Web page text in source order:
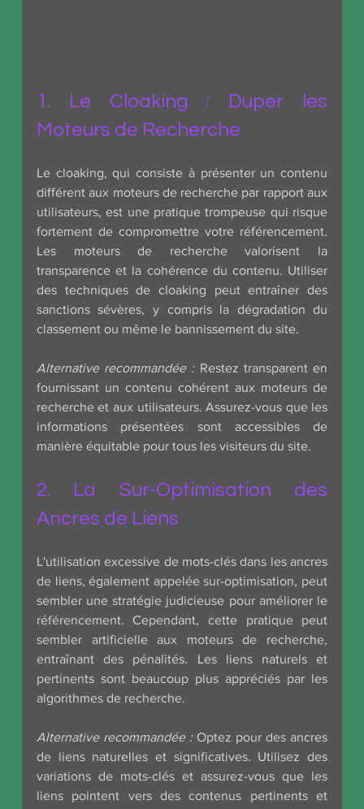
1. Le Cloaking : Duper les
Moteurs de Recherche
Le cloaking, qui consiste à présenter un contenu
différent aux moteurs de recherche par rapport aux
utilisateurs, est une pratique trompeuse qui risque
fortement de compromettre votre référencement.
Les moteurs de recherche valorisent la
transparence et la cohérence du contenu. Utiliser
des techniques de cloaking peut entraîner des
sanctions sévères, y compris la dégradation du
classement ou même le bannissement du site.
Alternative recommandée : Restez transparent en
fournissant un contenu cohérent aux moteurs de
recherche et aux utilisateurs. Assurez-vous que les
informations présentées sont accessibles de
manière équitable pour tous les visiteurs du site.
2. La Sur-Optimisation des
Ancres de Liens
L'utilisation excessive de mots-clés dans les ancres
de liens, également appelée sur-optimisation, peut
sembler une stratégie judicieuse pour améliorer le
référencement. Cependant, cette pratique peut
sembler artificielle aux moteurs de recherche,
entraînant des pénalités. Les liens naturels et
pertinents sont beaucoup plus appréciés par les
algorithmes de recherche.
Alternative recommandée : Optez pour des ancres
de liens naturelles et significatives. Utilisez des
variations de mots-clés et assurez-vous que les
liens pointent vers des contenus pertinents et